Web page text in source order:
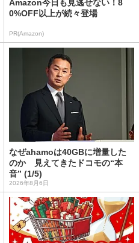
Amazon今日も見逃せない！8
0%OFF以上が続々登場
PR(Amazon)
なぜahamoは40GBに増量した
のか 見えてきたドコモの“本
音” (1/5)
2026年8月6日